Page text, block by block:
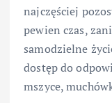
najczęściej
pewien czas,
samodzielne
dostęp do
mszyce,